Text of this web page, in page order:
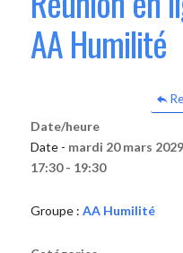
AA Humilité
Date/heure
Date - mardi 20 mars 2029
17:30 - 19:30
Groupe : AA Humilité